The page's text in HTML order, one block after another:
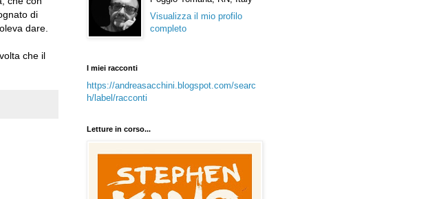
di
dare.
che il
Visualizza il mio profilo
completo
I miei racconti
https://andreasacchini.blogspot.com/searc
h/label/racconti
Letture in corso...